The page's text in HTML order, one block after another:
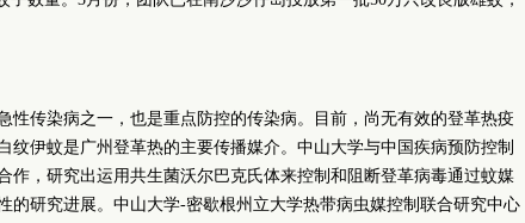
性传染病之一，也是重点防控的传染病。目前，尚无有效的登革热疫
纹伊蚊是广州登革热的主要传播媒介。中山大学与中国疾病预防控制
作，研究出运用共生菌沃尔巴克氏体来控制和阻断登革病毒通过蚊媒
的研究进展。中山大学-密歇根州立大学热带病虫媒控制联合研究中心